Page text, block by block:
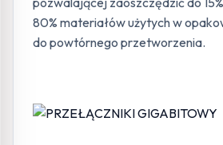
80% materiałów użytych w
do powtórnego przetworzenia.